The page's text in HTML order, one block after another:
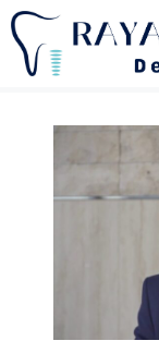
Saltar
al
contenido